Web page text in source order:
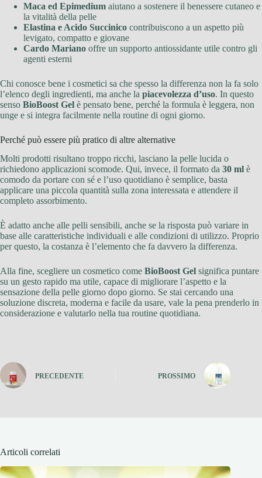
Maca ed Epimedium aiutano a sostenere il benessere cutaneo e
la vitalità della pelle
Elastina e Acido Succinico contribuiscono a un aspetto più
levigato, compatto e giovane
Cardo Mariano offre un supporto antiossidante utile contro gli
agenti esterni
Chi conosce bene i cosmetici sa che spesso la differenza non la fa solo
l’elenco degli ingredienti, ma anche la piacevolezza d’uso. In questo
senso BioBoost Gel è pensato bene, perché la formula è leggera, non
unge e si integra facilmente nella routine di ogni giorno.
Perché può essere più pratico di altre alternative
Molti prodotti risultano troppo ricchi, lasciano la pelle lucida o
richiedono applicazioni scomode. Qui, invece, il formato da 30 ml è
comodo da portare con sé e l’uso quotidiano è semplice, basta
applicare una piccola quantità sulla zona interessata e attendere il
completo assorbimento.
È adatto anche alle pelli sensibili, anche se la risposta può variare in
base alle caratteristiche individuali e alle condizioni di utilizzo. Proprio
per questo, la costanza è l’elemento che fa davvero la differenza.
Alla fine, scegliere un cosmetico come BioBoost Gel significa puntare
su un gesto rapido ma utile, capace di migliorare l’aspetto e la
sensazione della pelle giorno dopo giorno. Se stai cercando una
soluzione discreta, moderna e facile da usare, vale la pena prenderlo in
considerazione e valutarlo nella tua routine quotidiana.
PRECEDENTE PROSSIMO
Articoli correlati